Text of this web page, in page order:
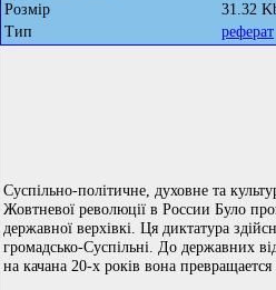
Розмір
31.32
Тип
реферат
Суспільно-політичне, духовне та
Жовтневої революції в России Було
державної верхівкі. Ця диктатура
громадсько-Суспільні. До державних
на качана 20-х років вона